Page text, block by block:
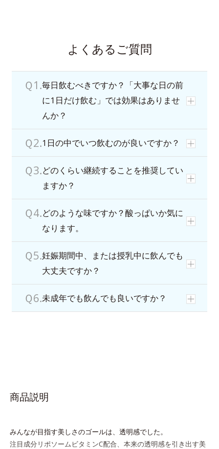
よくあるご質問
毎日飲むべきですか？「大事な日の前
に1日だけ飲む」では効果はありませ
んか？
1日の中でいつ飲むのが良いですか？
どのくらい継続することを推奨してい
ますか？
どのような味ですか？酸っぱいか気に
なります。
妊娠期間中、または授乳中に飲んでも
大丈夫ですか？
未成年でも飲んでも良いですか？
商品説明
みんなが目指す美しさのゴールは、透明感でした。
注目成分リポソームビタミンC配合、本来の透明感を引き出す美